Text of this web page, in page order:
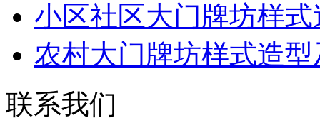
小区社区大门牌坊样
农村大门牌坊样式造
联系我们